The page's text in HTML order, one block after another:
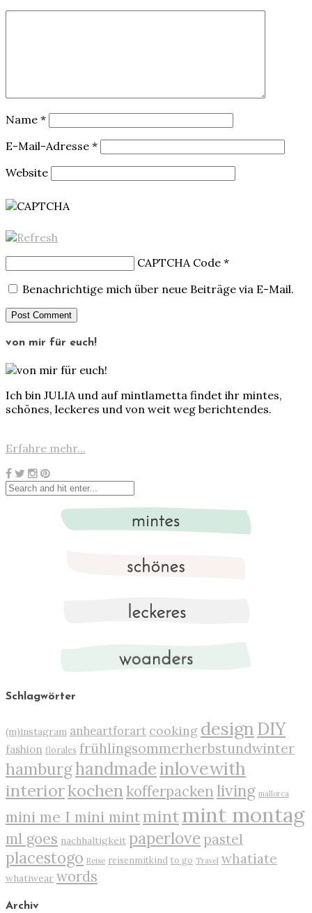
Name *
E-Mail-Adresse *
Website
CAPTCHA Code *
Benachrichtige mich über neue Beiträge via E-Mail.
von mir für euch!
Ich bin JULIA und auf mintlametta findet ihr mintes,
schönes, leckeres und von weit weg berichtendes.
Erfahre mehr...
Schlagwörter
(m)instagram anheartforart cooking designDIY
fashion florales frühlingsommerherbstundwinter
hamburghandmadeinlovewith
interiorkochenkofferpackenliving mallorca
mini me I mini mintmintmint montag
ml goes nachhaltigkeit paperlove pastel
placestogo Reise reisenmitkind to go Travel whatiate
whatiwear words
Archiv